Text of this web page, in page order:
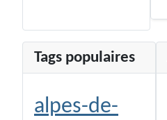
Tags populaires
alpes-de-